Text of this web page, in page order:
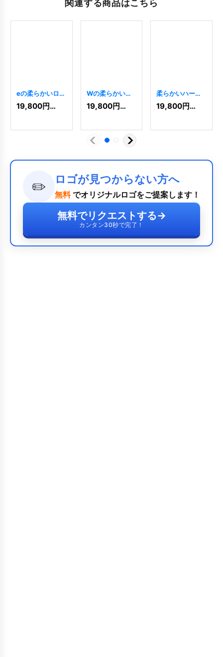
関連する商品はこちら
eの柔らかいロゴ
[3241]
19,800円(税込)
Wの柔らかいロ
ゴ[ 3785]
19,800円(税込)
柔らかいハート
のロゴ [2587
19,800円(税込)
✏️ ロゴが見つからない方へ
無料 でオリジナルロゴをご提案します！
無料でリクエストする→
カンタン30秒で完了！